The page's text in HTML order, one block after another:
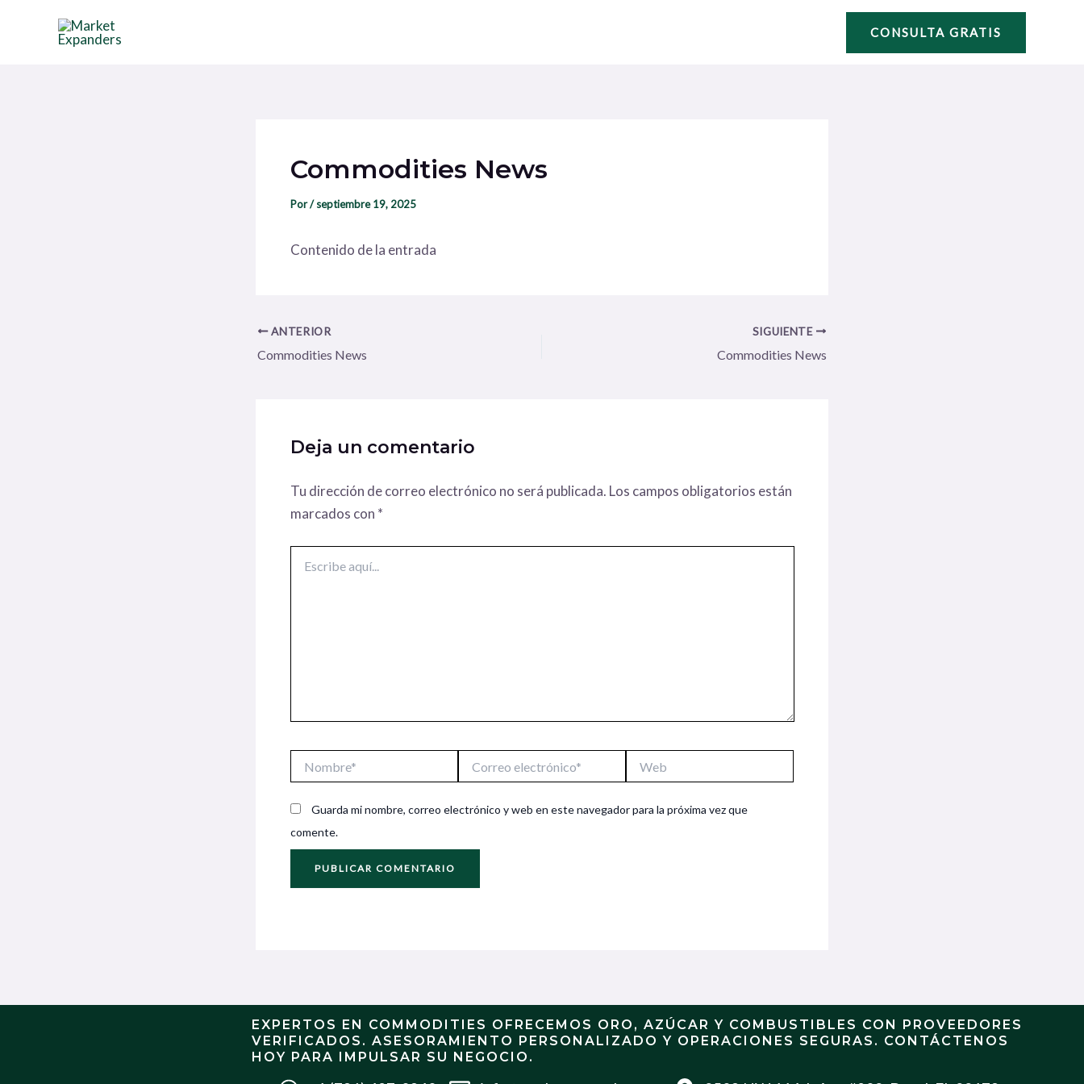
CONSULTA GRATIS
Commodities News
Por/septiembre 19, 2025
Contenido de la entrada
ANTERIOR
Commodities News
SIGUIENTE
Commodities News
Deja un comentario
Tu dirección de correo electrónico no será publicada. Los campos obligatorios están
marcados con *
aquí...
electrónico*
Guarda mi nombre, correo electrónico y web en este navegador para la próxima vez que
comente.
EXPERTOS EN COMMODITIES OFRECEMOS ORO, AZÚCAR Y COMBUSTIBLES CON PROVEEDORES
VERIFICADOS. ASESORAMIENTO PERSONALIZADO Y OPERACIONES SEGURAS. CONTÁCTENOS
HOY PARA IMPULSAR SU NEGOCIO.